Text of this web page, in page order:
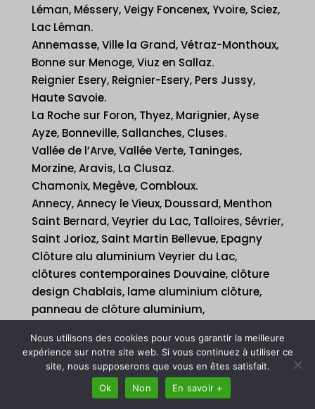
Léman, Méssery, Veigy Foncenex, Yvoire, Sciez,
Lac Léman.
Annemasse, Ville la Grand, Vétraz-Monthoux,
Bonne sur Menoge, Viuz en Sallaz.
Reignier Esery, Reignier-Esery, Pers Jussy,
Haute Savoie.
La Roche sur Foron, Thyez, Marignier, Ayse
Ayze, Bonneville, Sallanches, Cluses.
Vallée de l’Arve, Vallée Verte, Taninges,
Morzine, Aravis, La Clusaz.
Chamonix, Megève, Combloux.
Annecy, Annecy le Vieux, Doussard, Menthon
Saint Bernard, Veyrier du Lac, Talloires, Sévrier,
Saint Jorioz, Saint Martin Bellevue, Epagny
Clôture alu aluminium Veyrier du Lac,
clôtures contemporaines Douvaine, clôture
design Chablais, lame aluminium clôture,
panneau de clôture aluminium,
lames, clôture aluminium Lac Léman semi
ajourée, grillage industriel Sallanches.
Clôture industrielle, clôture barreaudée,
portail coulissant, portail à battants avec ou
Nous utilisons des cookies pour vous garantir la meilleure
expérience sur notre site web. Si vous continuez à utiliser ce
site, nous supposerons que vous en êtes satisfait.
Ok
Non En savoir +